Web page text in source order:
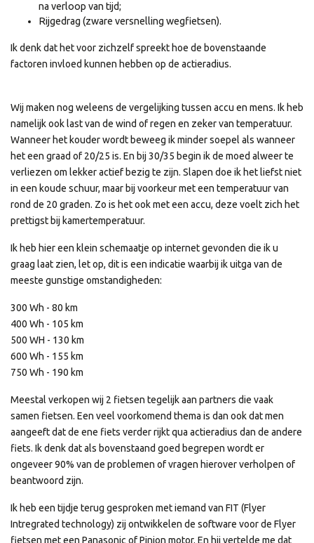
na verloop van tijd;
Rijgedrag (zware versnelling wegfietsen).
Ik denk dat het voor zichzelf spreekt hoe de bovenstaande
factoren invloed kunnen hebben op de actieradius.
Wij maken nog weleens de vergelijking tussen accu en mens. Ik heb
namelijk ook last van de wind of regen en zeker van temperatuur.
Wanneer het kouder wordt beweeg ik minder soepel als wanneer
het een graad of 20/25 is. En bij 30/35 begin ik de moed alweer te
verliezen om lekker actief bezig te zijn. Slapen doe ik het liefst niet
in een koude schuur, maar bij voorkeur met een temperatuur van
rond de 20 graden. Zo is het ook met een accu, deze voelt zich het
prettigst bij kamertemperatuur.
Ik heb hier een klein schemaatje op internet gevonden die ik u
graag laat zien, let op, dit is een indicatie waarbij ik uitga van de
meeste gunstige omstandigheden:
300 Wh - 80 km
400 Wh - 105 km
500 WH - 130 km
600 Wh - 155 km
750 Wh - 190 km
Meestal verkopen wij 2 fietsen tegelijk aan partners die vaak
samen fietsen. Een veel voorkomend thema is dan ook dat men
aangeeft dat de ene fiets verder rijkt qua actieradius dan de andere
fiets. Ik denk dat als bovenstaand goed begrepen wordt er
ongeveer 90% van de problemen of vragen hierover verholpen of
beantwoord zijn.
Ik heb een tijdje terug gesproken met iemand van FIT (Flyer
Intregrated technology) zij ontwikkelen de software voor de Flyer
fietsen met een Panasonic of Pinion motor. En hij vertelde me dat